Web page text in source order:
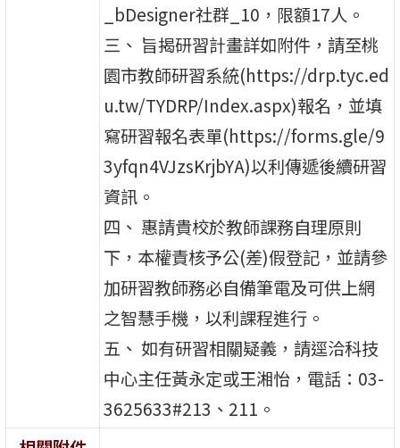
_bDesigner社群_10，限額17人。
三、 旨揭研習計畫詳如附件，請至桃
園市教師研習系統(https://drp.tyc.ed
u.tw/TYDRP/Index.aspx)報名，並填
寫研習報名表單(https://forms.gle/9
3yfqn4VJzsKrjbYA)以利傳遞後續研習
資訊。
四、 惠請貴校於教師課務自理原則
下，本權責核予公(差)假登記，並請參
加研習教師務必自備筆電及可供上網
之智慧手機，以利課程進行。
五、 如有研習相關疑義，請逕洽科技
中心主任黃永定或王湘怡，電話：03-
3625633#213、211。